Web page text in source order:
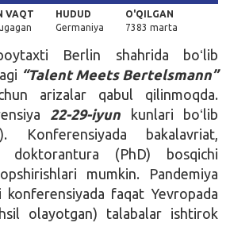
VAQT
HUDUD
Germaniya
O'QILGAN
7383 marta
Berlin shahrida boʻlib
“Talent Meets Bertelsmann”
arizalar qabul qilinmoqda.
22-29-iyun kunlari boʻlib
Konferensiyada bakalavriat,
doktorantura (PhD) bosqichi
mumkin. Pandemiya
faqat Yevropada
olayotgan) talabalar ishtirok